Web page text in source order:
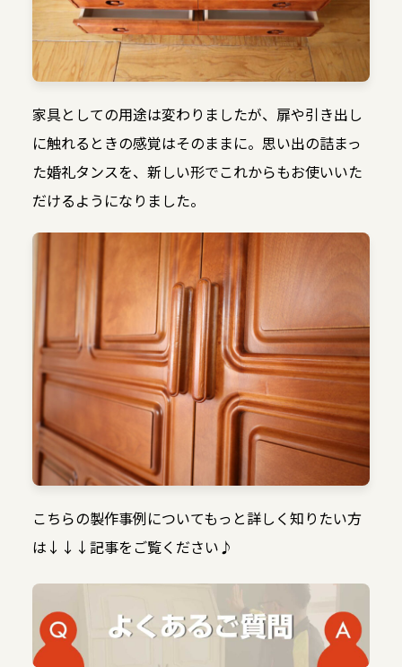
家具としての用途は変わりましたが、扉や引き出し
に触れるときの感覚はそのままに。思い出の詰まっ
た婚礼タンスを、新しい形でこれからもお使いいた
だけるようになりました。
こちらの製作事例についてもっと詳しく知りたい方
は↓↓↓記事をご覧ください♪